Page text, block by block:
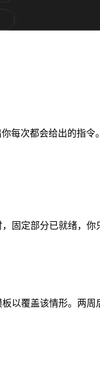
每次都会给出的指
固定部分已就绪，你
以覆盖该情形。两